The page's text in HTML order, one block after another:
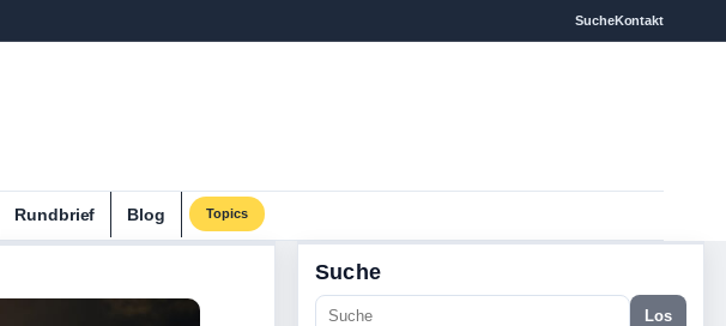
SucheKontakt
Rundbrief Blog Topics
Suche
Los